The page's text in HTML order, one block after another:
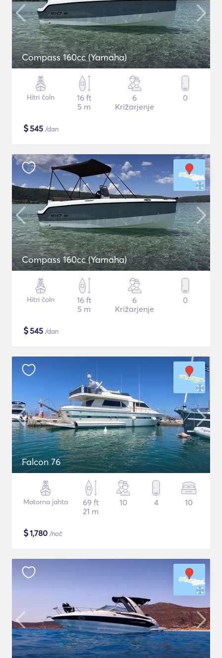
Compass 160cc (Yamaha)
Hitri čoln
16 ft
5 m
6
Križarjenje
0
$545 /dan
Compass 160cc (Yamaha)
Hitri čoln
16 ft
5 m
6
Križarjenje
0
$545 /dan
Falcon 76
Motorna jahta
69 ft
21 m
10 4 10
$1,780 /noč